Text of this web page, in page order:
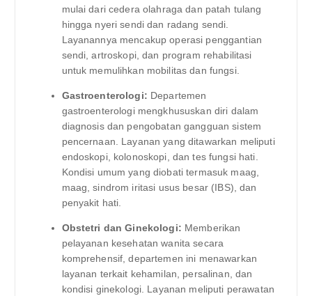
mulai dari cedera olahraga dan patah tulang
hingga nyeri sendi dan radang sendi.
Layanannya mencakup operasi penggantian
sendi, artroskopi, dan program rehabilitasi
untuk memulihkan mobilitas dan fungsi.
Gastroenterologi: Departemen
gastroenterologi mengkhususkan diri dalam
diagnosis dan pengobatan gangguan sistem
pencernaan. Layanan yang ditawarkan meliputi
endoskopi, kolonoskopi, dan tes fungsi hati.
Kondisi umum yang diobati termasuk maag,
maag, sindrom iritasi usus besar (IBS), dan
penyakit hati.
Obstetri dan Ginekologi: Memberikan
pelayanan kesehatan wanita secara
komprehensif, departemen ini menawarkan
layanan terkait kehamilan, persalinan, dan
kondisi ginekologi. Layanan meliputi perawatan